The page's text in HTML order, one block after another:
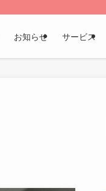
お知らせ サービス